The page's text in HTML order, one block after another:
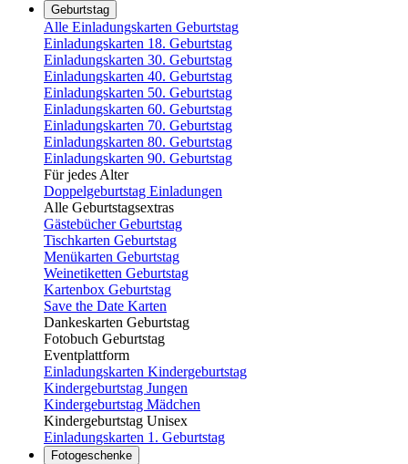
Geburtstag
Alle Einladungskarten Geburtstag
Einladungskarten 18. Geburtstag
Einladungskarten 30. Geburtstag
Einladungskarten 40. Geburtstag
Einladungskarten 50. Geburtstag
Einladungskarten 60. Geburtstag
Einladungskarten 70. Geburtstag
Einladungskarten 80. Geburtstag
Einladungskarten 90. Geburtstag
Für jedes Alter
Doppelgeburtstag Einladungen
Alle Geburtstagsextras
Gästebücher Geburtstag
Tischkarten Geburtstag
Menükarten Geburtstag
Weinetiketten Geburtstag
Kartenbox Geburtstag
Save the Date Karten
Dankeskarten Geburtstag
Fotobuch Geburtstag
Eventplattform
Einladungskarten Kindergeburtstag
Kindergeburtstag Jungen
Kindergeburtstag Mädchen
Kindergeburtstag Unisex
Einladungskarten 1. Geburtstag
Fotogeschenke